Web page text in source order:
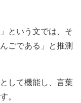
という文では、そ
ごである」と推測
として機能し、言葉
。